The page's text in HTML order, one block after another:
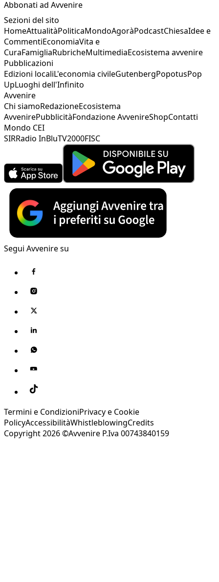
Abbonati ad Avvenire
Sezioni del sito
HomeAttualitàPoliticaMondoAgoràPodcastChiesaIdee e
CommentiEconomiaVita e
CuraFamigliaRubricheMultimediaEcosistema avvenire
Pubblicazioni
Edizioni localiL'economia civileGutenbergPopotusPop
UpLuoghi dell'Infinito
Avvenire
Chi siamoRedazioneEcosistema
AvvenirePubblicitàFondazione AvvenireShopContatti
Mondo CEI
SIRRadio InBluTV2000FISC
Segui Avvenire su
Termini e CondizioniPrivacy e Cookie
PolicyAccessibilitàWhistleblowingCredits
Copyright 2026 ©Avvenire P.Iva 00743840159